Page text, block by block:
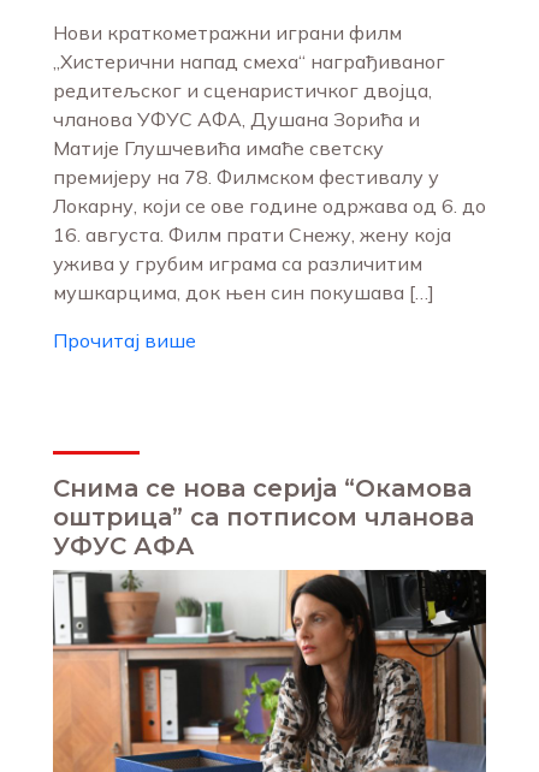
Нови краткометражни играни филм
„Хистерични напад смеха“ награђиваног
редитељског и сценаристичког двојца,
чланова УФУС АФА, Душана Зорића и
Матије Глушчевића имаће светску
премијеру на 78. Филмском фестивалу у
Локарну, који се ове године одржава од 6. до
16. августа. Филм прати Снежу, жену која
ужива у грубим играма са различитим
мушкарцима, док њен син покушава […]
Прочитај више
Снима се нова серија “Окамова
оштрица” са потписом чланова
УФУС АФА